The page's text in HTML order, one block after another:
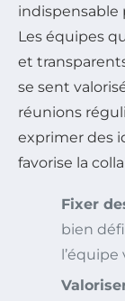
indispensable
Les équipes
et
se sent
réunions
exprimer des
favorise la
Fixer
bien